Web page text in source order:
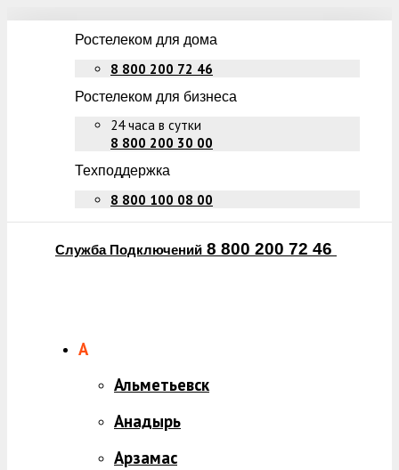
Ростелеком для дома
8 800 200 72 46
Ростелеком для бизнеса
24 часа в сутки
8 800 200 30 00
Техподдержка
8 800 100 08 00
Служба Подключений 8 800 200 72 46
А
Альметьевск
Анадырь
Арзамас